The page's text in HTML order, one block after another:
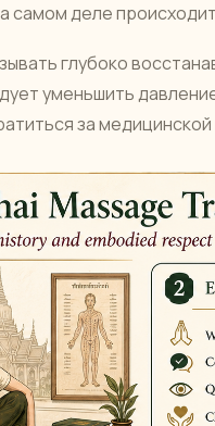
самом деле
глубоко
уменьшить
за